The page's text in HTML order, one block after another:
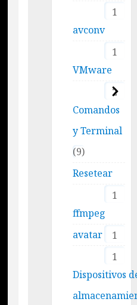
1
avconv
1
VMware
2
Comandos
y Terminal
9
Resetear
1
ffmpeg
1
avatar
1
Dispositivos